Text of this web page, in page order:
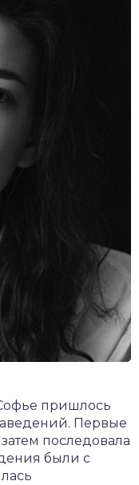
пришлось
Первые
последовала
были с